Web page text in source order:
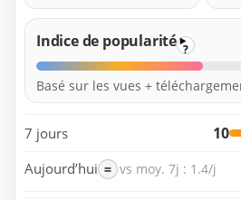
Indice de popularité ?
Basé sur les vues +
7 jours 10
Aujourd’hui = vs moy. 7j : 1.4/j